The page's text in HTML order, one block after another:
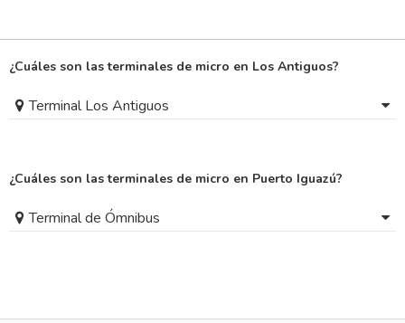
¿Cuáles son las terminales de micro en Los Antiguos?
Terminal Los Antiguos
¿Cuáles son las terminales de micro en Puerto Iguazú?
Terminal de Ómnibus